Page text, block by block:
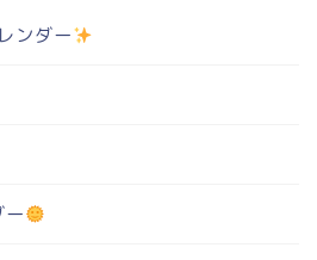
ンダー